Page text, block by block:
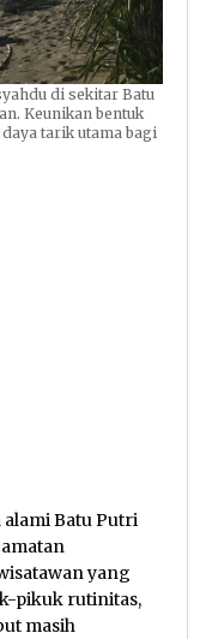
di sekitar Batu
Keunikan bentuk
tarik utama bagi
alami Batu Putri
yang
pikuk rutinitas,
masih